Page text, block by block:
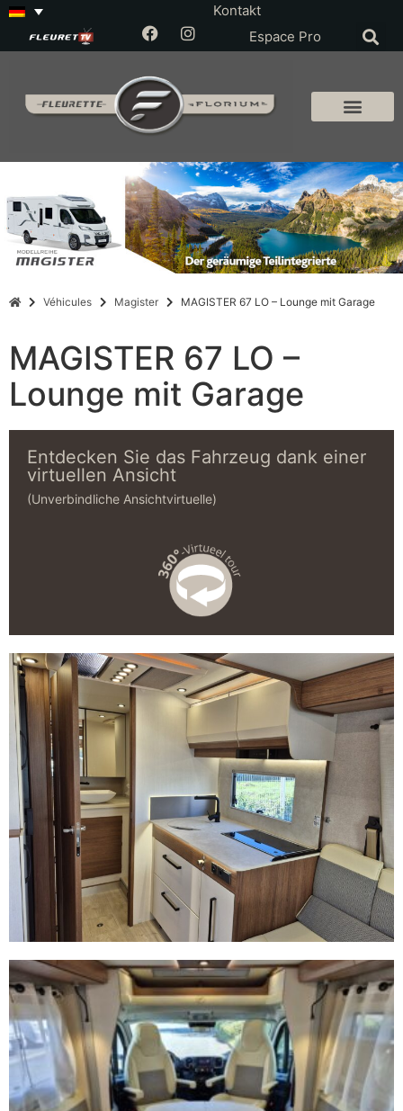
Kontakt
Espace Pro
Véhicules Magister MAGISTER 67 LO – Lounge mit Garage
MAGISTER 67 LO –
Lounge mit Garage
Entdecken Sie das Fahrzeug dank einer
virtuellen Ansicht
(Unverbindliche Ansichtvirtuelle)